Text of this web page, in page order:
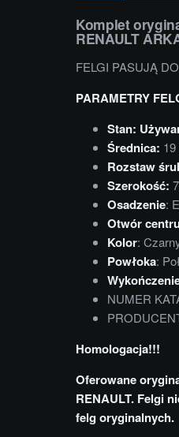
Komplet
RENAULT
FELGI PASUJĄ DO
PARAMETRY
Stan:
Średnica:
Rozstaw
Szerokość:
Osadzenie:
Otwór
Kolor:
Powłoka:
NUMER
Homologacja!!!
Oferowane
RENAULT. Felgi
felg oryginalnych.